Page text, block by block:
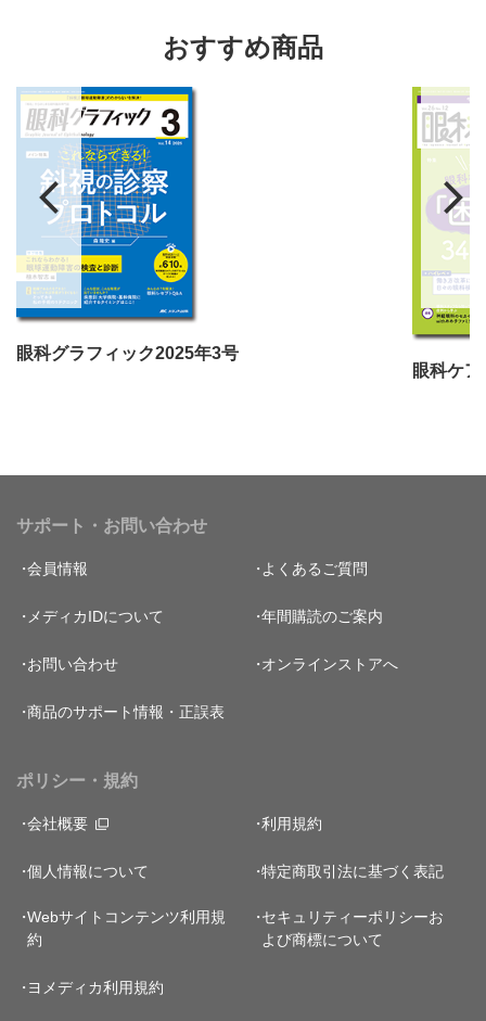
おすすめ商品
眼科グラフィック2025年3号
眼科ケ
サポート・お問い合わせ
会員情報 よくあるご質問
メディカIDについて 年間購読のご案内
お問い合わせ オンラインストアへ
商品のサポート情報・正誤表
ポリシー・規約
会社概要 利用規約
個人情報について 特定商取引法に基づく表記
Webサイトコンテンツ利用規
約
セキュリティーポリシーお
よび商標について
ヨメディカ利用規約